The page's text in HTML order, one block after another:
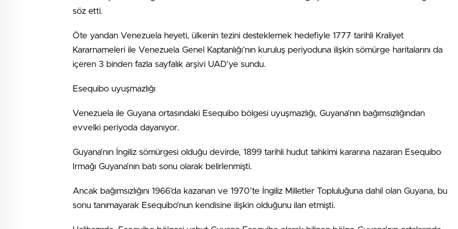
söz etti.
Öte yandan Venezuela heyeti, ülkenin tezini desteklemek hedefiyle 1777 tarihli Kraliyet
Kararnameleri ile Venezuela Genel Kaptanlığı’nın kuruluş periyoduna ilişkin sömürge haritalarını da
içeren 3 binden fazla sayfalık arşivi UAD’ye sundu.
Esequibo uyuşmazlığı
Venezuela ile Guyana ortasındaki Esequibo bölgesi uyuşmazlığı, Guyana’nın bağımsızlığından
evvelki periyoda dayanıyor.
Guyana’nın İngiliz sömürgesi olduğu devirde, 1899 tarihli hudut tahkimi kararına nazaran Esequibo
Irmağı Guyana’nın batı sonu olarak belirlenmişti.
Ancak bağımsızlığını 1966’da kazanan ve 1970’te İngiliz Milletler Topluluğuna dahil olan Guyana, bu
sonu tanımayarak Esequibo’nun kendisine ilişkin olduğunu ilan etmişti.